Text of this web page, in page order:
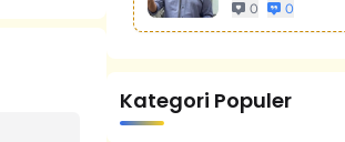
0 0
Kategori Populer